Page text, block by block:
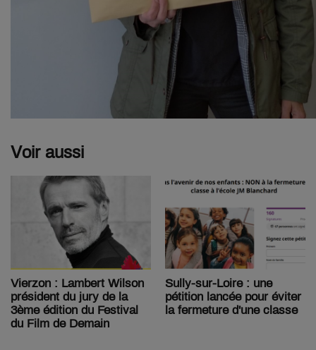
Voir aussi
Vierzon : Lambert Wilson
président du jury de la
3ème édition du Festival
du Film de Demain
Sully-sur-Loire : une
pétition lancée pour éviter
la fermeture d'une classe